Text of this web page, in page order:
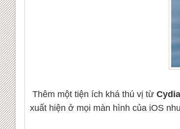
Thêm một tiện ích khá thú vị từ Cydia
xuất hiện ở mọi màn hình của iOS